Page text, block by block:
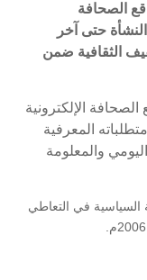
الصحافة
النشأة حتى آخر
الثقافية ضمن
الإلكترونية
المعرفية
والمعلومة
السياسية في التعاطي